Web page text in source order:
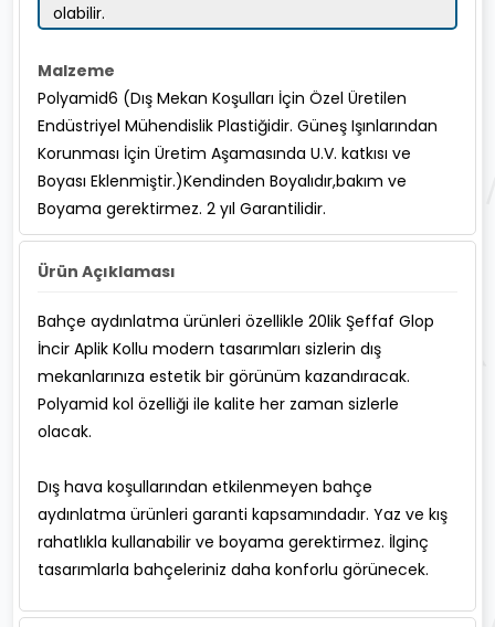
olabilir.
Malzeme
Polyamid6 (Dış Mekan Koşulları İçin Özel Üretilen
Endüstriyel Mühendislik Plastiğidir. Güneş Işınlarından
Korunması İçin Üretim Aşamasında U.V. katkısı ve
Boyası Eklenmiştir.)Kendinden Boyalıdır,bakım ve
Boyama gerektirmez. 2 yıl Garantilidir.
Ürün Açıklaması
Bahçe aydınlatma ürünleri özellikle 20lik Şeffaf Glop
İncir Aplik Kollu modern tasarımları sizlerin dış
mekanlarınıza estetik bir görünüm kazandıracak.
Polyamid kol özelliği ile kalite her zaman sizlerle
olacak.
Dış hava koşullarından etkilenmeyen bahçe
aydınlatma ürünleri garanti kapsamındadır. Yaz ve kış
rahatlıkla kullanabilir ve boyama gerektirmez. İlginç
tasarımlarla bahçeleriniz daha konforlu görünecek.